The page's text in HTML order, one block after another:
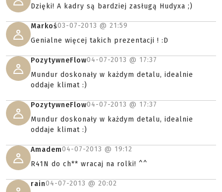
Dzięki! A kadry są bardziej zasługą Hudyxa ;)
Markoś03-07-2013 @ 21:59
Genialne więcej takich prezentacji ! :D
PozytywneFlow04-07-2013 @ 17:37
Mundur doskonały w każdym detalu, idealnie
oddaje klimat :)
PozytywneFlow04-07-2013 @ 17:37
Mundur doskonały w każdym detalu, idealnie
oddaje klimat :)
Amadem04-07-2013 @ 19:12
R41N do ch** wracaj na rolki! ^^
rain04-07-2013 @ 20:02